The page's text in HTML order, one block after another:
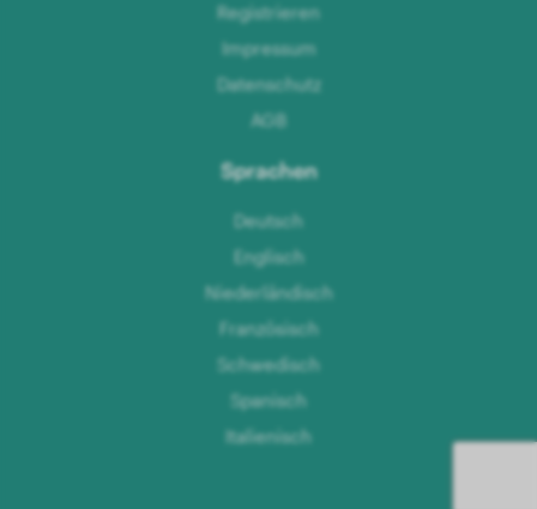
Registrieren
Impressum
Datenschutz
AGB
Sprachen
Deutsch
Englisch
Niederländisch
Französisch
Schwedisch
Spanisch
Italienisch